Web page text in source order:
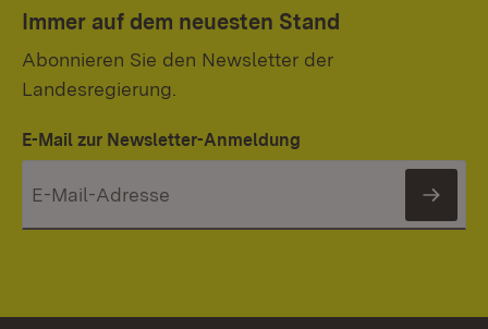
Immer auf dem neuesten Stand
Abonnieren Sie den Newsletter der
Landesregierung.
E-Mail zur Newsletter-Anmeldung